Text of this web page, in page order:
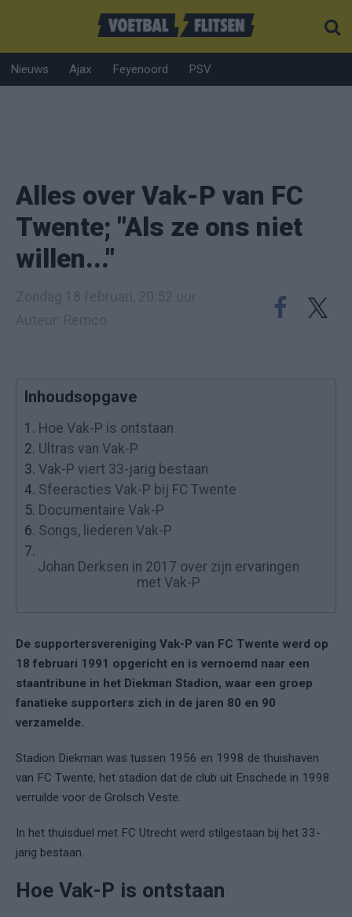
Nieuws Ajax Feyenoord PSV
Alles over Vak-P van FC
Twente; "Als ze ons niet
willen..."
Inhoudsopgave
1. Hoe Vak-P is ontstaan
2. Ultras van Vak-P
3. Vak-P viert 33-jarig bestaan
4. Sfeeracties Vak-P bij FC Twente
5. Documentaire Vak-P
6. Songs, liederen Vak-P
7.
Johan Derksen in 2017 over zijn ervaringen
met Vak-P
De supportersvereniging Vak-P van FC Twente werd op
18 februari 1991 opgericht en is vernoemd naar een
staantribune in het Diekman Stadion, waar een groep
fanatieke supporters zich in de jaren 80 en 90
verzamelde.
Stadion Diekman was tussen 1956 en 1998 de thuishaven
van FC Twente, het stadion dat de club uit Enschede in 1998
verruilde voor de Grolsch Veste.
In het thuisduel met FC Utrecht werd stilgestaan bij het 33-
jarig bestaan.
Hoe Vak-P is ontstaan